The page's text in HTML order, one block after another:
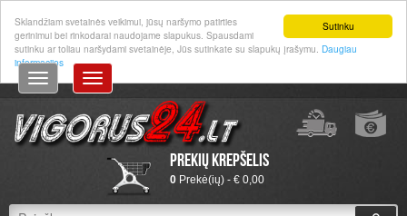
Sutinku
Sklandžiam svetainės veikimui, jūsų naršymo patirties
gerinimui bei rinkodarai naudojame slapukus. Spausdami
sutinku ar toliau naršydami svetainėje, Jūs sutinkate su slapukų įrašymu. Daugiau
informacijos
Prekių krepšelis
0Prekė(ių) - € 0,00
Prisijungti Registruotis